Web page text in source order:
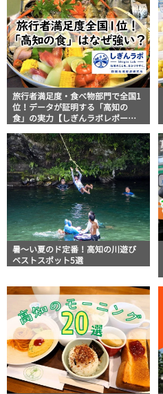
旅行者満足度・食べ物部門で全国1
位！データが証明する「高知の
食」の実力【しぎんラボレポー
暑～い夏のド定番！高知の川遊び
ベストスポット5選